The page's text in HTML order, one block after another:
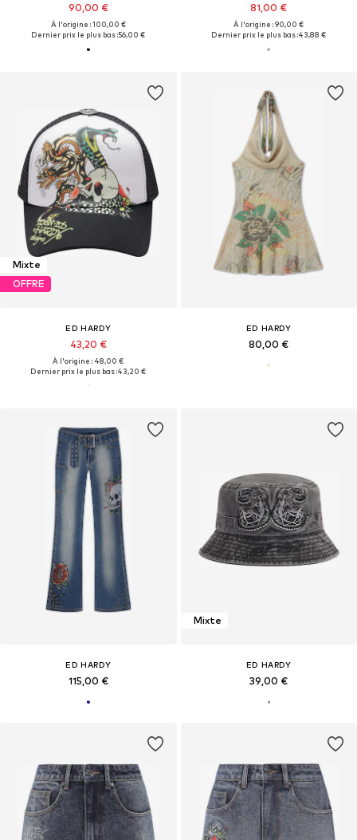
90,00 €
À l'origine : 100,00 €
Dernier prix le plus bas :56,00 €
81,00 €
À l'origine : 90,00 €
Dernier prix le plus bas :43,88 €
Mixte
OFFRE
ED HARDY
43,20 €
À l'origine : 48,00 €
Dernier prix le plus bas :43,20 €
ED HARDY
80,00 €
ED HARDY
115,00 €
Mixte
ED HARDY
39,00 €